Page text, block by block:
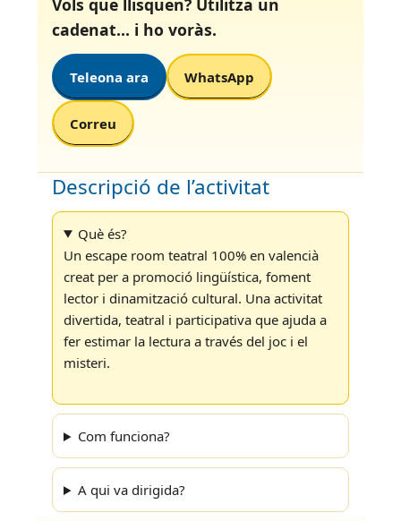
cadenat… i ho voràs.
Teleona ara WhatsApp
Correu
Descripció de l’activitat
Què és?
Un escape room teatral 100% en valencià
creat per a promoció lingüística, foment
lector i dinamització cultural. Una activitat
divertida, teatral i participativa que ajuda a
fer estimar la lectura a través del joc i el
misteri.
Com funciona?
A qui va dirigida?